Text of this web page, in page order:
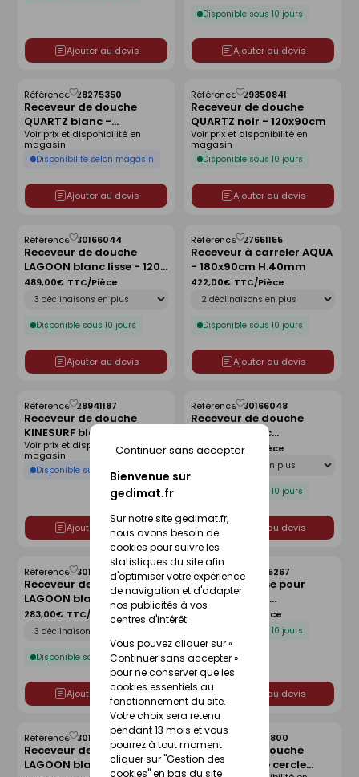
Bienvenue sur
gedimat.fr
Sur notre site gedimat.fr,
nous avons besoin de
cookies pour suivre les
statistiques du site afin
d'optimiser votre expérience
de navigation et d'adapter
nos publicités à vos
centres d'intérêt.
Vous pouvez cliquer sur «
Continuer sans accepter »
pour ne conserver que les
cookies essentiels au
fonctionnement du site.
Votre choix sera retenu
pendant 13 mois et vous
pourrez à tout moment
cliquer sur "Gestion des
cookies" en bas du site
Continuer sans accepter
Ajouter au devis
Disponible sous 10 jours
Ajouter au devis
Receveur de douche
QUARTZ blanc -
160x90cm
Référence :28275350
Disponibilité selon magasin
Voir prix et disponibilité en
magasin
Ajouter au devis
Enregistrer
comme
liste
Receveur de douche
QUARTZ noir - 120x90cm
Référence :29350841
Disponible sous 10 jours
Voir prix et disponibilité en
magasin
Ajouter au devis
Enregistrer
comme
liste
Receveur de douche
LAGOON blanc lisse - 120 x
90 cm
Référence :30166044
Disponible sous 10 jours
489,00€ TTC/Pièce
Ajouter au devis
Enregistrer
comme
liste
Receveur à carreler AQUA
- 180x90cm H.40mm
Référence :27651155
Disponible sous 10 jours
422,00€ TTC/Pièce
Ajouter au devis
Enregistrer
comme
liste
Receveur de douche
KINESURF blanc -
80x80cm
Référence :28941187
Disponible sur commande
Voir prix et disponibilité en
magasin
Ajouter au devis
Enregistrer
comme
liste
Receveur de douche
LAGOON blanc
antidérapant - 120 x 80
Référence :30166048
Déclinaison
Disponible sous 10 jours
489,00€ TTC/Pièce
Ajouter au devis
Enregistrer
comme
Receveur de douche
LAGOON blanc lisse - 90 x
90 cm
Référence :30166042
Disponible sous 10 jours
283,00€ TTC/Pièce
Ajouter au devis
Enregistrer
comme
liste
Kit de réhausse pour
receveur avec
écoulement linéaire
FUNDO - 120 x 120 cm
Référence :30005267
Disponible sous 10 jours
TTC/Pièce
Ajouter au devis
Enregistrer
comme
liste
Receveur de douche
LAGOON blanc lisse - 140
Référence :30166045
Enregistrer
comme
liste
Receveur de douche
d'angle 1/4 de cercle
Référence : 30214800
Enregistrer
comme